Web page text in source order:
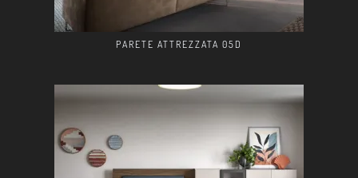
PARETE ATTREZZATA 05D